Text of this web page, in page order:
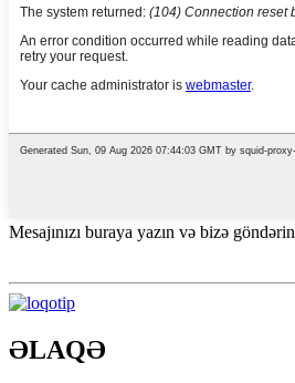
Mesajınızı buraya yazın və bizə göndərin
ƏLAQƏ